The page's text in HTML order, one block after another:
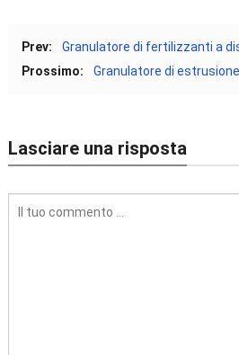
Prev:
Granulatore di fertilizzanti a
Prossimo:
Granulatore di
Lasciare una risposta